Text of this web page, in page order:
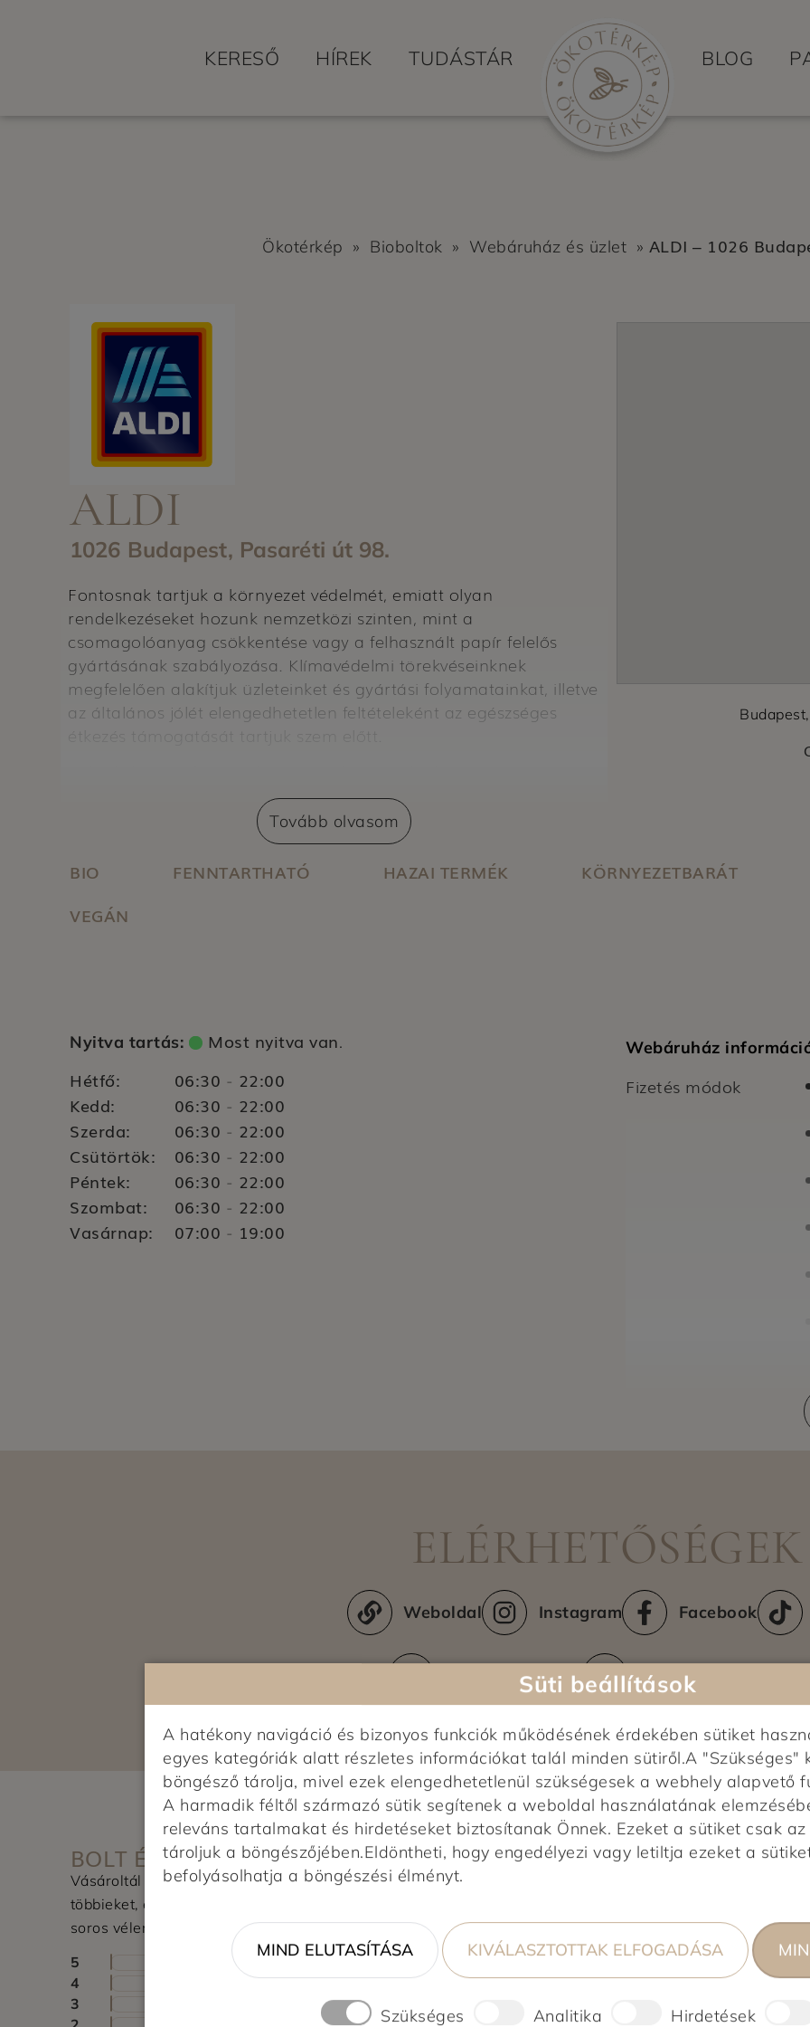
KERESŐ HÍREK TUDÁSTÁR BLOG
Ökotérkép » Bioboltok » Webáruház és üzlet » ALDI – 1026
ALDI
1026 Budapest, Pasaréti út 98.
Fontosnak tartjuk a környezet védelmét, emiatt olyan
rendelkezéseket hozunk nemzetközi szinten, mint a
csomagolóanyag csökkentése vagy a felhasznált papír felelős
gyártásának szabályozása. Klímavédelmi törekvéseinknek
megfelelően alakítjuk üzleteinket és gyártási folyamatainkat, illetve
az általános jólét elengedhetetlen feltételeként az egészséges
elérhetővé tegyük. Stratégiánkban négy nemzetközi prioritás
szerepel: az emberi jogok tiszteletben tartása, az erőforrás-
hatékonyság növelése, karbonsemlegesség elérése és a
cégcsoport vonzó és felelős munkáltatói értékének további
Tovább olvasom
BIO FENNTARTHATÓ HAZAI TERMÉK KÖRNYEZETBARÁT
VEGÁN
Nyitva tartás: Most nyitva van.
Hétfő: 06:30 - 22:00
Kedd:
06:30 - 22:00
Szerda:
06:30 - 22:00
Csütörtök:
06:30 - 22:00
Péntek:
06:30 - 22:00
Szombat:
06:30 - 22:00
Vasárnap:
07:00 - 19:00
Webáruház
Fizetés módok
Kiszállítási területek
ELÉRHETŐSÉGEK
Weboldal Instagram Facebook
+36-80-088-264
BOLT ÉRTÉKELÉSE
Vásároltál az üzletben? Segítsd a
többieket, értékeld a boltot és írj pár
soros véleményt.
5
0%
4
0%
3
Képek feltöltés alatt...
Süti beállítások
A hatékony navigáció és bizonyos funkciók működésének érdekében sütiket
egyes kategóriák alatt részletes információkat talál minden sütiről.A "Szükséges"
böngésző tárolja, mivel ezek elengedhetetlenül szükségesek a webhely alapvető
A harmadik féltől származó sütik segítenek a weboldal használatának
releváns tartalmakat és hirdetéseket biztosítanak Önnek. Ezeket a sütiket csak
tároljuk a böngészőjében.Eldöntheti, hogy engedélyezi vagy letiltja ezeket a
befolyásolhatja a böngészési élményt.
MIND ELUTASÍTÁSA KIVÁLASZTOTTAK ELFOGADÁSA
Szükséges Analitika Hirdetések